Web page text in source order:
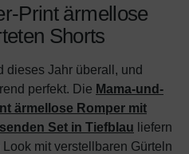
Print ärmellose
Shorts
dieses Jahr überall, und
perfekt. Die Mama-und-
ärmellose Romper mit
Set in Tiefblau liefern
mit verstellbaren Gürteln